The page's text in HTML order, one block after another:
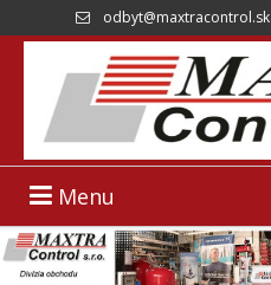
odbyt@maxtracontrol.sk
Menu